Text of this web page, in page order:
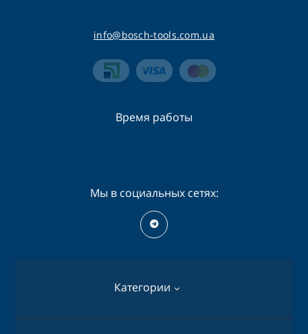
info@bosch-tools.com.ua
Категории
Время работы
Мы в социальных сетях: